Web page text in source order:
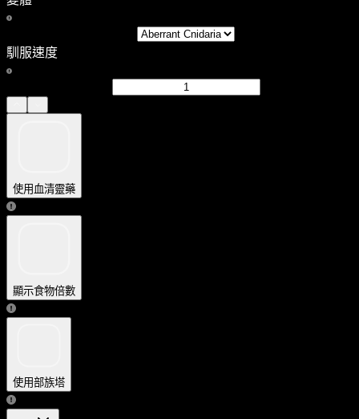
馴服速度
使用血清靈藥
顯示食物倍數
使用部族塔